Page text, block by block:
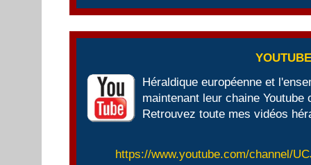
Héraldique européenne et
maintenant leur chaine Youtube
Retrouvez toute mes vidéos
https://www.youtube.com/channel/